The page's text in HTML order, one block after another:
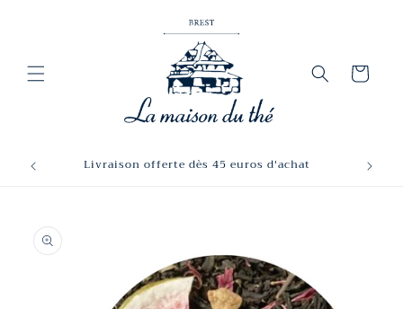
Panier
Livraison offerte dès 45 euros d'achat
informations
produits